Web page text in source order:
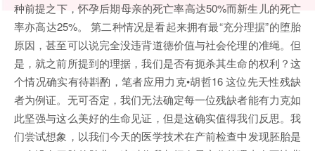
种前提之下，怀孕后期母亲的死亡率高达50%而新生儿的死亡
率亦高达25%。 第二种情况是看起来拥有最“充分理据”的堕胎
原因，甚至可以说完全没违背道德价值与社会伦理的准绳。但
是，就之前所提到的理据，我们是否有扼杀其生命的权利？这
个情况确实有待斟酌，笔者应用力克•胡哲16 这位先天性残缺
者为例证。无可否定，我们无法确定每一位残缺者能有力克如
此坚强与这么美好的生命见证，但是这确实值得我们反思。我
们尝试想象，以我们今天的医学技术在产前检查中发现胚胎是